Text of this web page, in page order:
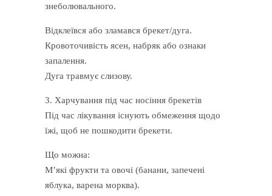
знеболювального.
Відклеївся або зламався брекет/дуга.
Кровоточивість ясен, набряк або ознаки
запалення.
Дуга травмує слизову.
3. Харчування під час носіння брекетів
Під час лікування існують обмеження щодо
їжі, щоб не пошкодити брекети.
Що можна:
М’які фрукти та овочі (банани, запечені
яблука, варена морква).